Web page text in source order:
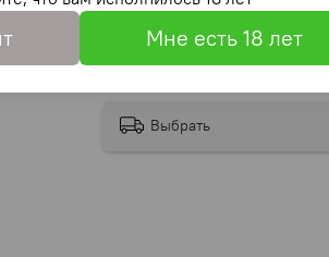
Выбрать
Мне есть 18 лет